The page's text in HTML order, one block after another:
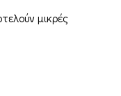
μικρές